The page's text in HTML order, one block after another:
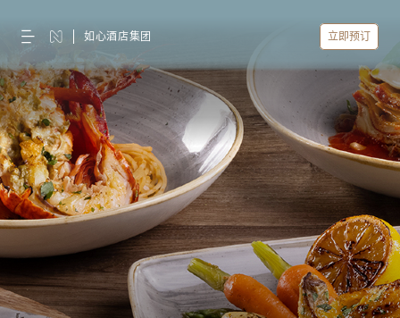
如心酒店集团 立即预订